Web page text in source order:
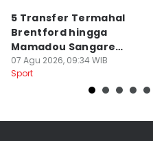
5 Transfer Termahal
Brentford hingga
Mamadou Sangare
Pecahkan Rekor
07 Agu 2026, 09:34 WIB
Sport